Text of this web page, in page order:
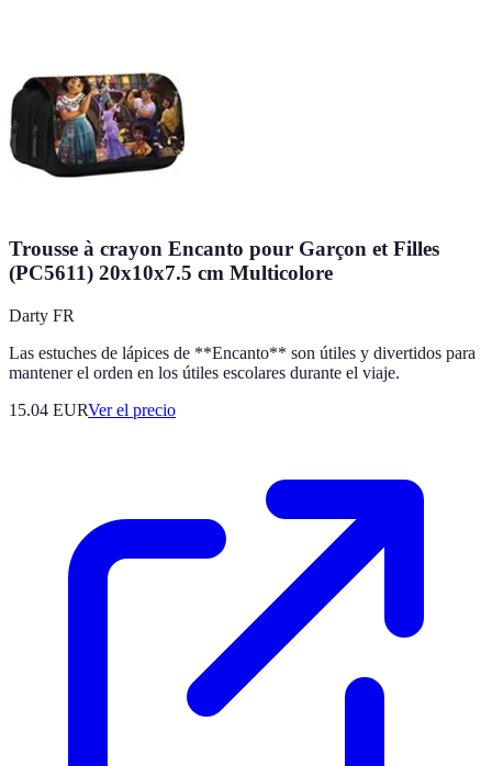
Trousse à crayon Encanto pour Garçon et Filles
(PC5611) 20x10x7.5 cm Multicolore
Darty FR
Las estuches de lápices de **Encanto** son útiles y divertidos para
mantener el orden en los útiles escolares durante el viaje.
15.04 EURVer el precio